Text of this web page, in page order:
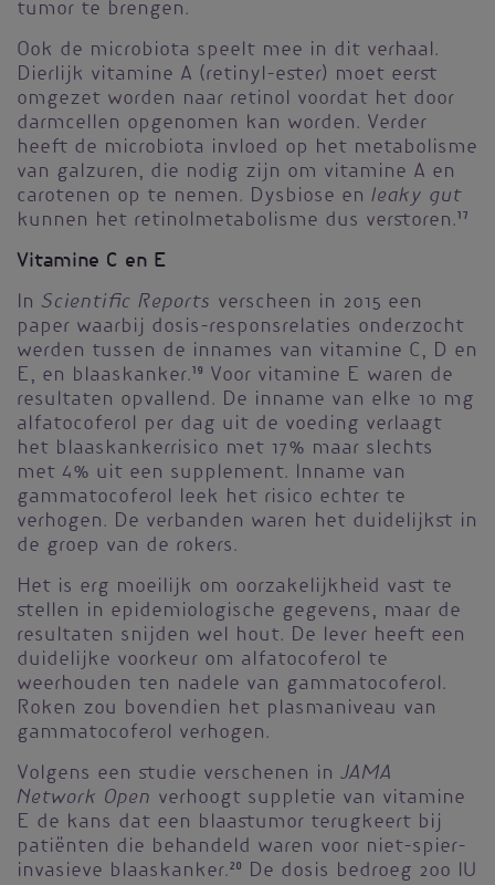
tumor te brengen.
Ook de microbiota speelt mee in dit verhaal.
Dierlijk vitamine A (retinyl-ester) moet eerst
omgezet worden naar retinol voordat het door
darmcellen opgenomen kan worden. Verder
heeft de microbiota invloed op het metabolisme
van galzuren, die nodig zijn om vitamine A en
carotenen op te nemen. Dysbiose en leaky gut
kunnen het retinolmetabolisme dus verstoren.17
Vitamine C en E
In Scientific Reports verscheen in 2015 een
paper waarbij dosis-responsrelaties onderzocht
werden tussen de innames van vitamine C, D en
E, en blaaskanker.19 Voor vitamine E waren de
resultaten opvallend. De inname van elke 10 mg
alfatocoferol per dag uit de voeding verlaagt
het blaaskankerrisico met 17% maar slechts
met 4% uit een supplement. Inname van
gammatocoferol leek het risico echter te
verhogen. De verbanden waren het duidelijkst in
de groep van de rokers.
Het is erg moeilijk om oorzakelijkheid vast te
stellen in epidemiologische gegevens, maar de
resultaten snijden wel hout. De lever heeft een
duidelijke voorkeur om alfatocoferol te
weerhouden ten nadele van gammatocoferol.
Roken zou bovendien het plasmaniveau van
gammatocoferol verhogen.
Volgens een studie verschenen in JAMA
Network Open verhoogt suppletie van vitamine
E de kans dat een blaastumor terugkeert bij
patiënten die behandeld waren voor niet-spier-
invasieve blaaskanker.20 De dosis bedroeg 200 IU